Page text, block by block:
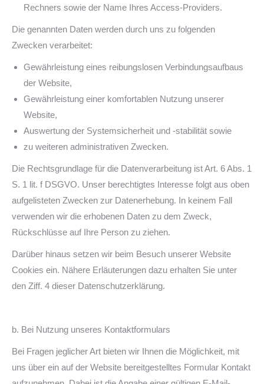
Rechners sowie der Name Ihres Access-Providers.
Die genannten Daten werden durch uns zu folgenden
Zwecken verarbeitet:
Gewährleistung eines reibungslosen Verbindungsaufbaus
der Website,
Gewährleistung einer komfortablen Nutzung unserer
Website,
Auswertung der Systemsicherheit und -stabilität sowie
zu weiteren administrativen Zwecken.
Die Rechtsgrundlage für die Datenverarbeitung ist Art. 6 Abs. 1
S. 1 lit. f DSGVO. Unser berechtigtes Interesse folgt aus oben
aufgelisteten Zwecken zur Datenerhebung. In keinem Fall
verwenden wir die erhobenen Daten zu dem Zweck,
Rückschlüsse auf Ihre Person zu ziehen.
Darüber hinaus setzen wir beim Besuch unserer Website
Cookies ein. Nähere Erläuterungen dazu erhalten Sie unter
den Ziff. 4 dieser Datenschutzerklärung.
b. Bei Nutzung unseres Kontaktformulars
Bei Fragen jeglicher Art bieten wir Ihnen die Möglichkeit, mit
uns über ein auf der Website bereitgestelltes Formular Kontakt